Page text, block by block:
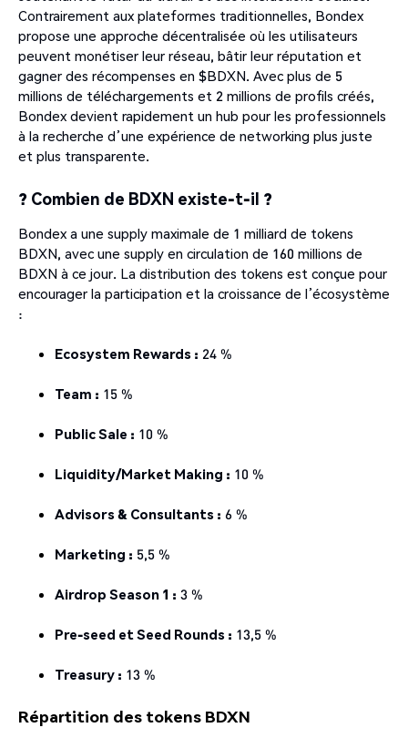
Contrairement aux plateformes traditionnelles, Bondex
propose une approche décentralisée où les utilisateurs
peuvent monétiser leur réseau, bâtir leur réputation et
gagner des récompenses en $BDXN. Avec plus de 5
millions de téléchargements et 2 millions de profils créés,
Bondex devient rapidement un hub pour les professionnels
à la recherche d’une expérience de networking plus juste
et plus transparente.
? Combien de BDXN existe-t-il ?
Bondex a une supply maximale de 1 milliard de tokens
BDXN, avec une supply en circulation de 160 millions de
BDXN à ce jour. La distribution des tokens est conçue pour
encourager la participation et la croissance de l’écosystème
:
Ecosystem Rewards : 24 %
Team : 15 %
Public Sale : 10 %
Liquidity/Market Making : 10 %
Advisors & Consultants : 6 %
Marketing : 5,5 %
Airdrop Season 1 : 3 %
Pre-seed et Seed Rounds : 13,5 %
Treasury : 13 %
Répartition des tokens BDXN